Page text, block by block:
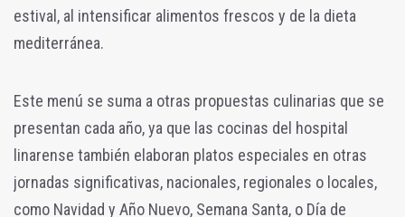
estival, al intensificar alimentos frescos y de la dieta
mediterránea.
Este menú se suma a otras propuestas culinarias que se
presentan cada año, ya que las cocinas del hospital
linarense también elaboran platos especiales en otras
jornadas significativas, nacionales, regionales o locales,
como Navidad y Año Nuevo, Semana Santa, o Día de